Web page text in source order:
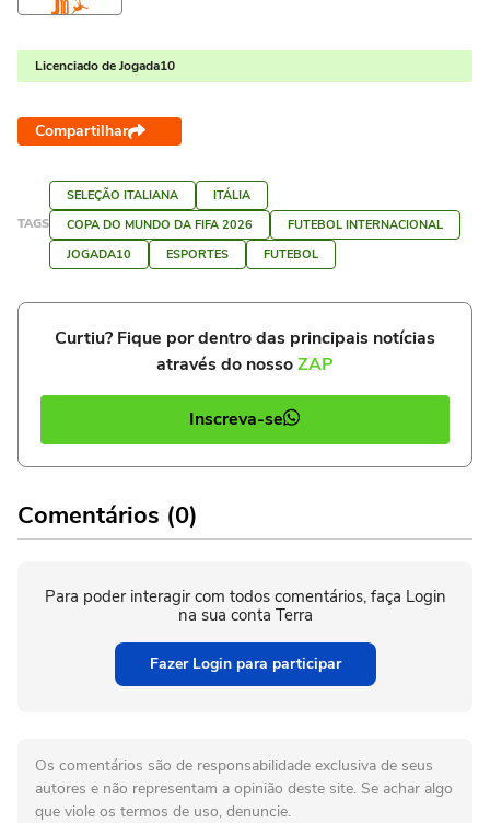
Licenciado de Jogada10
Compartilhar
TAGS
SELEÇÃO ITALIANA
ITÁLIA
COPA DO MUNDO DA FIFA 2026
FUTEBOL INTERNACIONAL
JOGADA10
ESPORTES FUTEBOL
Curtiu? Fique por dentro das principais notícias
através do nossoZAP
Inscreva-se
Comentários (0)
Para poder interagir com todos comentários, faça Login
na sua conta Terra
Fazer Login para participar
Os comentários são de responsabilidade exclusiva de seus
autores e não representam a opinião deste site. Se achar algo
que viole os termos de uso, denuncie.